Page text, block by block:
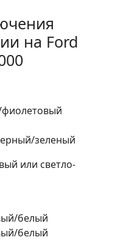
на Ford
фиолетовый
зеленый
или светло-
белый
белый